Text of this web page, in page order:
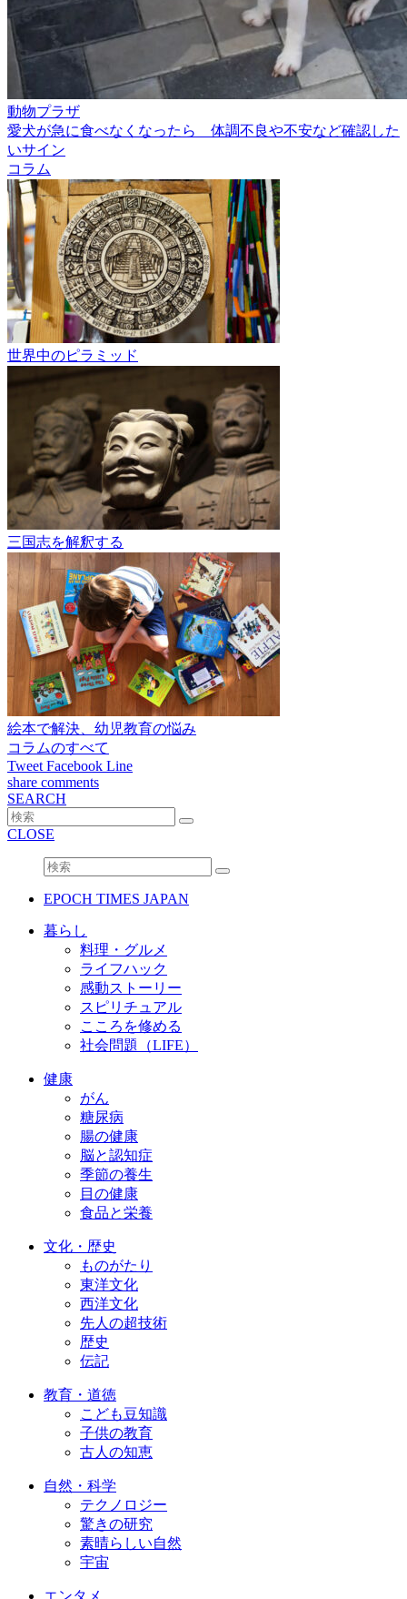
動物プラザ
愛犬が急に食べなくなったら 体調不良や不安など確認した
いサイン
コラム
世界中のピラミッド
三国志を解釈する
絵本で解決、幼児教育の悩み
コラムのすべて
Tweet Facebook Line
share comments
SEARCH
CLOSE
EPOCH TIMES JAPAN
暮らし
料理・グルメ
ライフハック
感動ストーリー
スピリチュアル
こころを修める
社会問題（LIFE）
健康
がん
糖尿病
腸の健康
脳と認知症
季節の養生
目の健康
食品と栄養
文化・歴史
ものがたり
東洋文化
西洋文化
先人の超技術
歴史
伝記
教育・道徳
こども豆知識
子供の教育
古人の知恵
自然・科学
テクノロジー
驚きの研究
素晴らしい自然
宇宙
エンタメ